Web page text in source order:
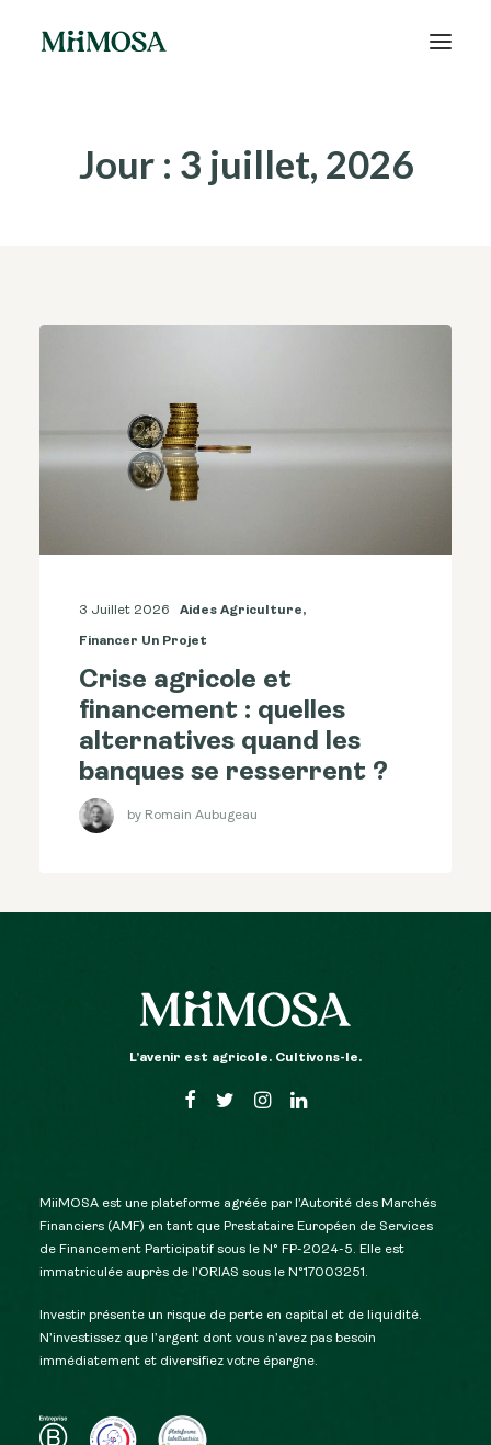
Épargne
Recherche
Jour : 3 juillet, 2026
3 Juillet 2026 Aides Agriculture,
Financer Un Projet
Crise agricole et
financement : quelles
alternatives quand les
banques se resserrent ?
by Romain Aubugeau
L’avenir est agricole. Cultivons-le.
MiiMOSA est une plateforme agréée par l’Autorité des Marchés
Financiers (AMF) en tant que Prestataire Européen de Services
de Financement Participatif sous le N° FP-2024-5. Elle est
immatriculée auprès de l’ORIAS sous le N°17003251.
Investir présente un risque de perte en capital et de liquidité.
N’investissez que l’argent dont vous n’avez pas besoin
immédiatement et diversifiez votre épargne.